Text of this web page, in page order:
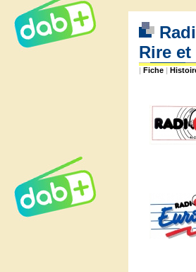
Rire
| Fiche |